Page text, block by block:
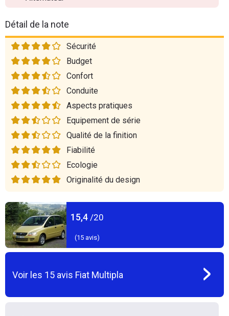
Détail de la note
Sécurité
Budget
Confort
Conduite
Aspects pratiques
Equipement de série
Qualité de la finition
Fiabilité
Ecologie
Originalité du design
15,4 /20
(15 avis)
Voir les 15 avis Fiat Multipla